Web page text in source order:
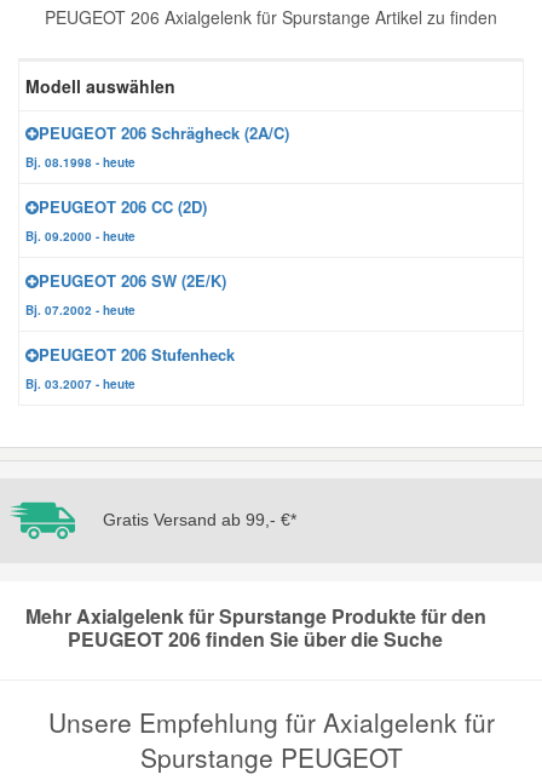
PEUGEOT 206 Axialgelenk für Spurstange Artikel zu finden
Modell auswählen
PEUGEOT 206 Schrägheck (2A/C)
Bj. 08.1998 - heute
PEUGEOT 206 CC (2D)
Bj. 09.2000 - heute
PEUGEOT 206 SW (2E/K)
Bj. 07.2002 - heute
PEUGEOT 206 Stufenheck
Bj. 03.2007 - heute
Gratis Versand ab 99,- €*
Mehr Axialgelenk für Spurstange Produkte für den
PEUGEOT 206 finden Sie über die Suche
Unsere Empfehlung für Axialgelenk für
Spurstange PEUGEOT
Reparatur-Zubehör
Schlüsselgehäuse
Winter-Autozubehör
Hyundai Ersatzteile
Jeep Ersatzteile
Kia Ersatzteile
Lancia Ersatzteile
Mini Ersatzteile